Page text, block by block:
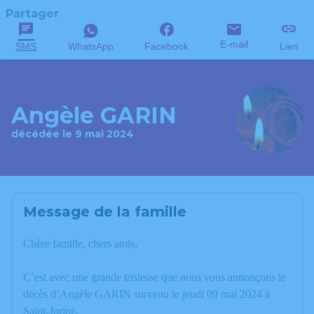
Partager
SMS WhatsApp Facebook E-mail Lien
Angèle GARIN
décédée le 9 mai 2024
Message de la famille
Chère famille, chers amis,
C’est avec une grande tristesse que nous vous annonçons le
décès d’Angèle GARIN survenu le jeudi 09 mai 2024 à
Saint-Jorioz.